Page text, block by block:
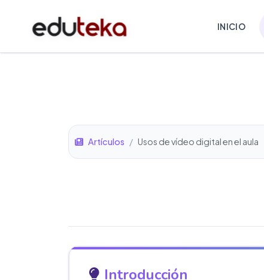
INICIO
Artículos / Usos de vídeo digital en el aula
Introducción